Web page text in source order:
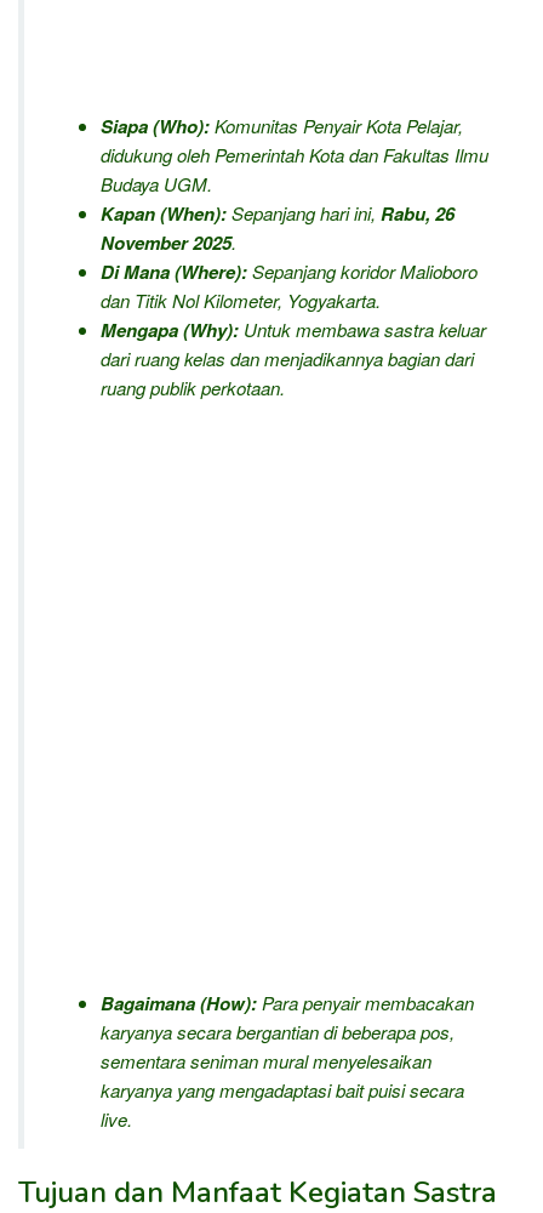
Siapa (Who):Komunitas Penyair Kota Pelajar,
didukung oleh Pemerintah Kota dan Fakultas Ilmu
Budaya UGM.
Kapan (When):Sepanjang hari ini, Rabu, 26
November 2025.
Di Mana (Where):Sepanjang koridor Malioboro
dan Titik Nol Kilometer, Yogyakarta.
Mengapa (Why): Untuk membawa sastra keluar
dari ruang kelas dan menjadikannya bagian dari
ruang publik perkotaan.
Bagaimana (How): Para penyair membacakan
karyanya secara bergantian di beberapa pos,
sementara seniman mural menyelesaikan
karyanya yang mengadaptasi bait puisi secara
live.
Tujuan dan Manfaat Kegiatan Sastra